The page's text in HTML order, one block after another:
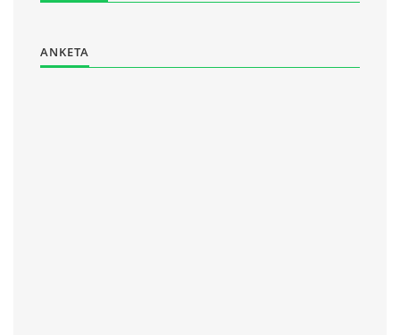
ANKETA